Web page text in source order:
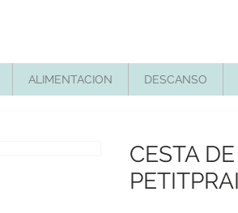
ALIMENTACION DESCANSO
CESTA